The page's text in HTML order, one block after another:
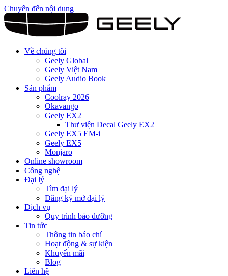
Chuyển đến nội dung
Về chúng tôi
Geely Global
Geely Việt Nam
Geely Audio Book
Sản phẩm
Coolray 2026
Okavango
Geely EX2
Thư viện Decal Geely EX2
Geely EX5 EM-i
Geely EX5
Monjaro
Online showroom
Công nghệ
Đại lý
Tìm đại lý
Đăng ký mở đại lý
Dịch vụ
Quy trình bảo dưỡng
Tin tức
Thông tin báo chí
Hoạt động & sự kiện
Khuyến mãi
Blog
Liên hệ